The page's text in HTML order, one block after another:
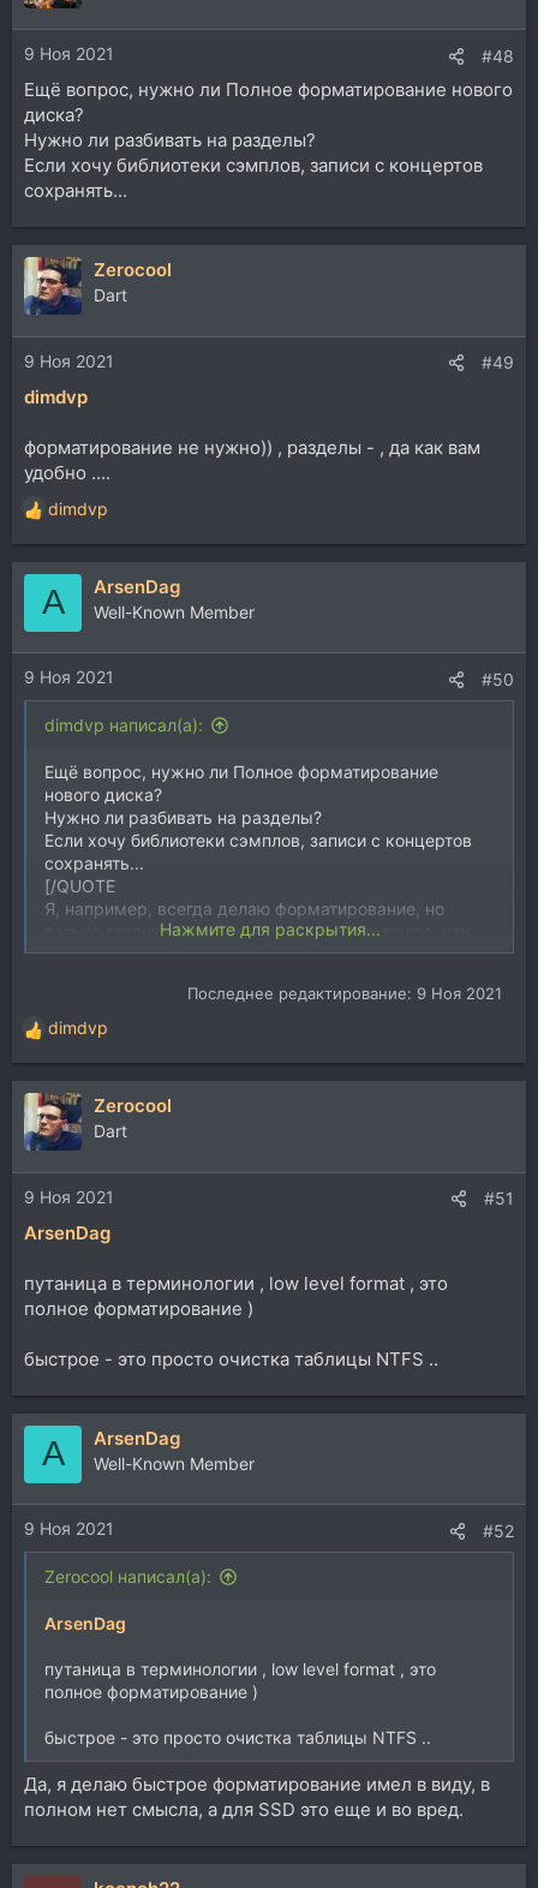
9 Ноя 2021 #48
Ещё вопрос, нужно ли Полное форматирование нового
диска?
Нужно ли разбивать на разделы?
Если хочу библиотеки сэмплов, записи с концертов
сохранять...
Zerocool
Dart
9 Ноя 2021 #49
dimdvp
форматирование не нужно)) , разделы - , да как вам
удобно ....
Р
е
а
и
и
:
dimdvp
A ArsenDag
Well-Known Member
9 Ноя 2021 #50
dimdvp написал(а):
Ещё вопрос, нужно ли Полное форматирование
нового диска?
Нужно ли разбивать на разделы?
Если хочу библиотеки сэмплов, записи с концертов
сохранять...
[/QUOTE
Я, например, всегда делаю форматирование, но
только галочка быстрое. Разделы по желанию, как
вариант 2 по 7,5Тб, на одном сэмплы, на другом
Нажмите для раскрытия...
Последнее редактирование: 9 Ноя 2021
Р
е
а
к
ц
и
и
:
dimdvp
Zerocool
Dart
9 Ноя 2021 #51
ArsenDag
путаница в терминологии , low level format , это
полное форматирование )
быстрое - это просто очистка таблицы NTFS ..
A ArsenDag
Well-Known Member
9 Ноя 2021 #52
Zerocool написал(а):
ArsenDag
путаница в терминологии , low level format , это
полное форматирование )
быстрое - это просто очистка таблицы NTFS ..
Да, я делаю быстрое форматирование имел в виду, в
полном нет смысла, а для SSD это еще и во вред.